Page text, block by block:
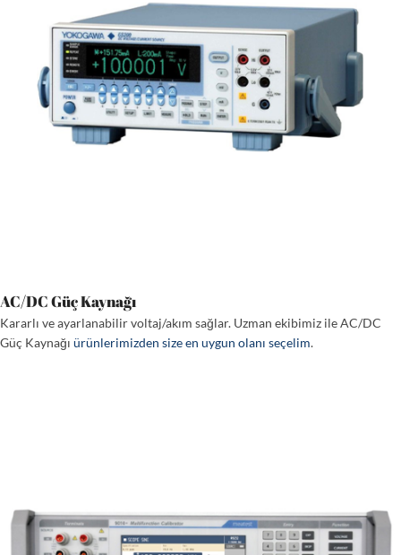
AC/DC Güç Kaynağı
Kararlı ve ayarlanabilir voltaj/akım sağlar. Uzman ekibimiz ile AC/DC
Güç Kaynağı ürünlerimizden size en uygun olanı seçelim.